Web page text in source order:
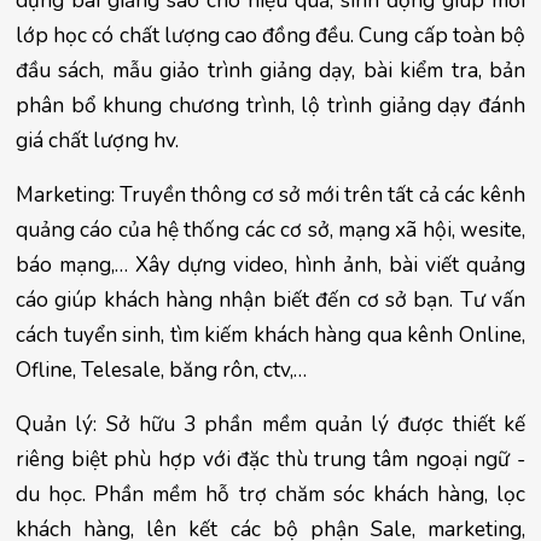
lớp học có chất lượng cao đồng đều. Cung cấp toàn bộ
đầu sách, mẫu giảo trình giảng dạy, bài kiểm tra, bản
phân bổ khung chương trình, lộ trình giảng dạy đánh
giá chất lượng hv.
Marketing: Truyền thông cơ sở mới trên tất cả các kênh
quảng cáo của hệ thống các cơ sở, mạng xã hội, wesite,
báo mạng,… Xây dựng video, hình ảnh, bài viết quảng
cáo giúp khách hàng nhận biết đến cơ sở bạn. Tư vấn
cách tuyển sinh, tìm kiếm khách hàng qua kênh Online,
Ofline, Telesale, băng rôn, ctv,…
Quản lý: Sở hữu 3 phần mềm quản lý được thiết kế
riêng biệt phù hợp với đặc thù trung tâm ngoại ngữ -
du học. Phần mềm hỗ trợ chăm sóc khách hàng, lọc
khách hàng, lên kết các bộ phận Sale, marketing,